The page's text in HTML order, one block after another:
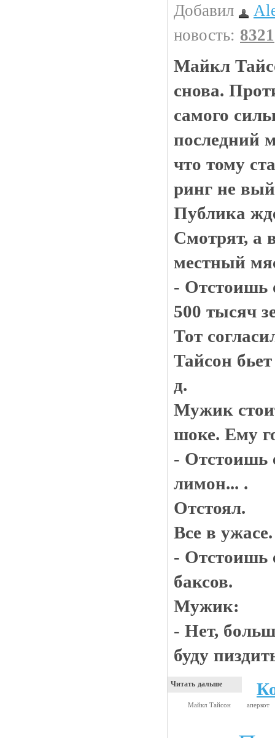
Добавил
новость: 8321
Майкл
снова.
самого
последний
что тому
ринг не
Публика
Смотрят, а
местный
- Отстоишь
500 тысяч
Тот
Тайсон
д.
Мужик
шоке. Ему
- Отстоишь
лимон... .
Отстоял.
Все в
- Отстоишь
баксов.
Мужик:
- Нет,
буду
Читать дальше
Майкл Тайсон аперкот